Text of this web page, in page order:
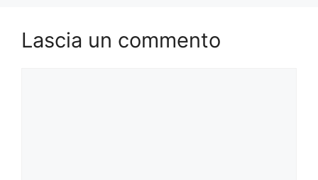
Lascia un commento